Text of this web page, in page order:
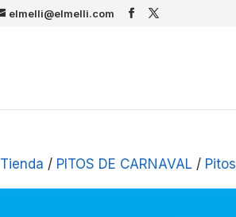
elmelli@elmelli.com
Tienda / PITOS DE CARNAVAL / Pitos